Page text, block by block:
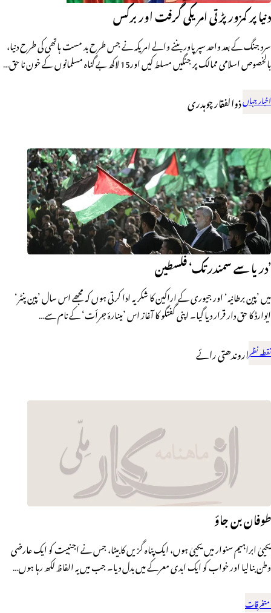
دنیا پر کمزور پڑتی امریکی گرفت اور برکس
سرد جنگ کے بعد واحد سپر پاور بننے والے امریکہ نے جس طرح بد مست ہاتھی کی طرح دنیا،
بالخصوص اسلامی ممالک پر جنگیں مسلط کیں اور15 لاکھ بے گناہ مسلمانوں کے خون نا حق…
اخبار جہاںذوالفقار چوہدری
’دریا سے سمندر تک‘ــــ فلسطین
میں ’پین برطانیہ‘ اور جیوری کے اراکین کا شکریہ ادا کرتی ہوں کہ مجھے اس سال ’پین پنٹر‘
ایوارڈ کا حق دار قرار دیا گیا۔ اپنی گفتگو کا آغاز اس ’مینارۂ جرأت‘ کے نام سے…
نقطہ نظراروندھتی رائے
طوفان بن جاؤ
یحییٰ ابراہیم سنوار میں یحییٰ ہوں، ایک پناہ گزیں کا بیٹا، جس نے اجنبیت کو ایک عارضی
وطن بنالیا اور خواب کو ایک ابدی معرکے میں بدل دیا۔ جب میں یہ الفاظ لکھ رہا ہوں…
متفرقات